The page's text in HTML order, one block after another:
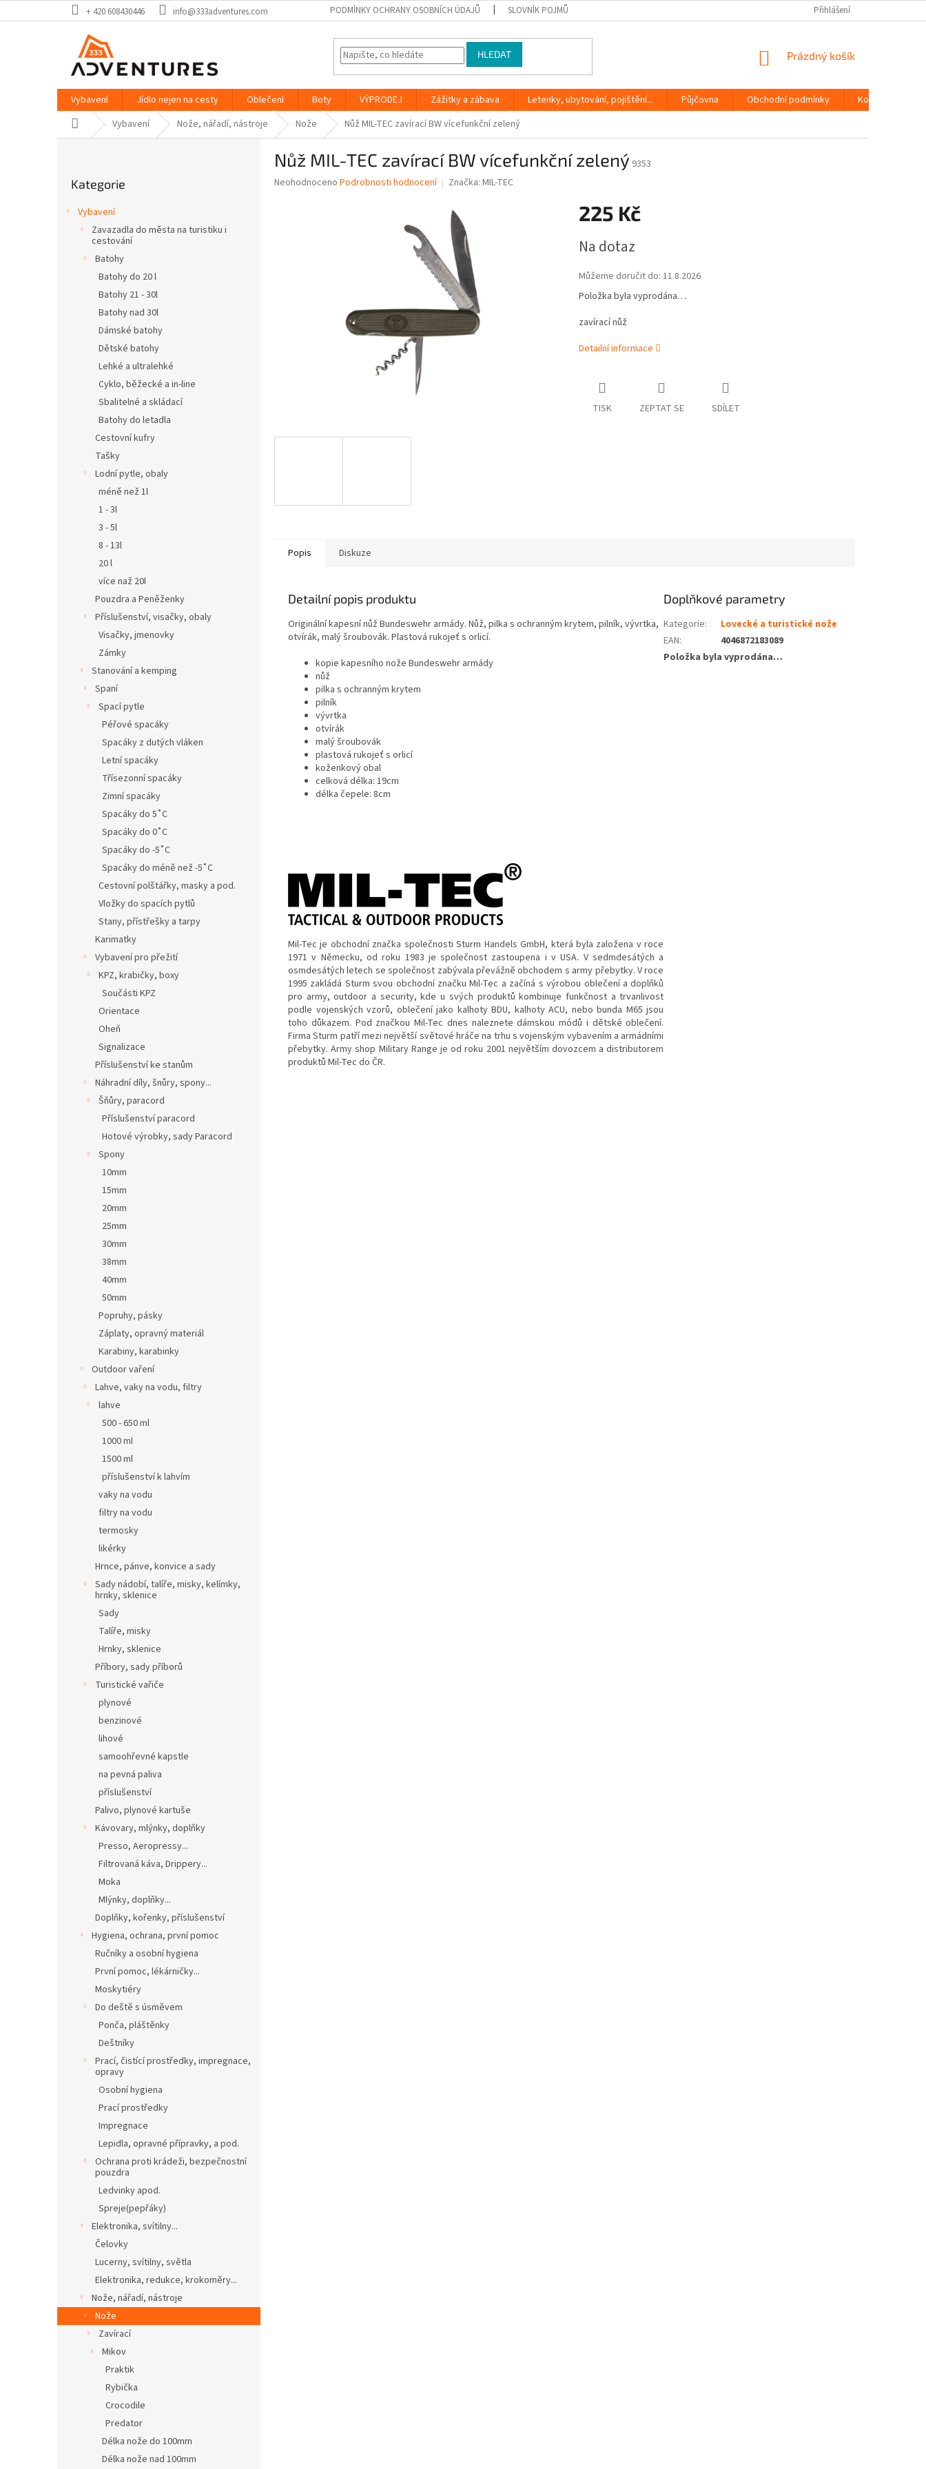
na
+ 420 608430446 info@333adventures.com PODMÍNKY OCHRANY OSOBNÍCH ÚDAJŮ SLOVNÍK POJMŮ Přihlášení
HLEDAT
NÁKUPNÍ
Prázdný košík
Vybavení Jídlo nejen na cesty Oblečení Boty VÝPRODEJ Zážitky a zábava Letenky, ubytování, pojištění... Půjčovna Obchodní podmínky
Kontakty
Domů Vybavení Nože, nářadí, nástroje Nože Nůž MIL-TEC zavírací BW vícefunkční zelený
kategorie
Kategorie
Vybavení
Zavazadla do města na turistiku i
cestování
Batohy
Batohy do 20 l
Batohy 21 - 30l
Batohy nad 30l
Dámské batohy
Dětské batohy
Lehké a ultralehké
Cyklo, běžecké a in-line
Sbalitelné a skládací
Batohy do letadla
Cestovní kufry
Tašky
Lodní pytle, obaly
méně než 1l
1 - 3l
3 - 5l
8 - 13l
20 l
více naž 20l
Pouzdra a Peněženky
Příslušenství, visačky, obaly
Visačky, jmenovky
Zámky
Stanování a kemping
Spaní
Spací pytle
Péřové spacáky
Spacáky z dutých vláken
Letní spacáky
Třísezonní spacáky
Zimní spacáky
Spacáky do 5˚C
Spacáky do 0˚C
Spacáky do -5˚C
Spacáky do méně než -5˚C
Cestovní polštářky, masky a pod.
Vložky do spacích pytlů
Stany, přístřešky a tarpy
Karimatky
Vybavení pro přežití
KPZ, krabičky, boxy
Součásti KPZ
Orientace
Oheň
Signalizace
Příslušenství ke stanům
Náhradní díly, šnůry, spony...
Šňůry, paracord
Příslušenství paracord
Hotové výrobky, sady Paracord
Spony
10mm
15mm
20mm
25mm
30mm
38mm
40mm
50mm
Popruhy, pásky
Záplaty, opravný materiál
Karabiny, karabinky
Outdoor vaření
Lahve, vaky na vodu, filtry
lahve
500 - 650 ml
1000 ml
1500 ml
příslušenství k lahvím
vaky na vodu
filtry na vodu
termosky
likérky
Hrnce, pánve, konvice a sady
Sady nádobí, talíře, misky, kelímky,
hrnky, sklenice
Sady
Talíře, misky
Hrnky, sklenice
Příbory, sady příborů
Turistické vařiče
plynové
benzinové
lihové
samoohřevné kapstle
na pevná paliva
příslušenství
Palivo, plynové kartuše
Kávovary, mlýnky, doplňky
Presso, Aeropressy...
Filtrovaná káva, Drippery...
Moka
Mlýnky, doplňky...
Doplňky, kořenky, příslušenství
Hygiena, ochrana, první pomoc
Ručníky a osobní hygiena
První pomoc, lékárničky...
Moskytiéry
Do deště s úsměvem
Ponča, pláštěnky
Deštníky
Prací, čistící prostředky, impregnace,
opravy
Osobní hygiena
Prací prostředky
Impregnace
Lepidla, opravné přípravky, a pod.
Ochrana proti krádeži, bezpečnostní
pouzdra
Ledvinky apod.
Spreje(pepřáky)
Elektronika, svítilny...
Čelovky
Lucerny, svítilny, světla
Elektronika, redukce, krokoměry...
Nože, nářadí, nástroje
Nože
Zavírací
Mikov
Praktik
Rybička
Crocodile
Predator
Délka nože do 100mm
Délka nože nad 100mm
Nůž MIL-TEC zavírací BW vícefunkční zelený 9353
Průměrné
Neohodnoceno Podrobnosti hodnocení Značka: MIL-TEC
225 Kč
cena:
Na dotaz
Můžeme doručit do: 11.8.2026
Položka byla vyprodána…
zavírací nůž
Detailní informace
TISK ZEPTAT SE SDÍLET
Popis Diskuze
Detailní popis produktu
Originální kapesní nůž Bundeswehr armády. Nůž, pilka s ochranným krytem, pilník, vývrtka,
otvírák, malý šroubovák. Plastová rukojeť s orlicí.
kopie kapesního nože Bundeswehr armády
nůž
pilka s ochranným krytem
pilník
vývrtka
otvírák
malý šroubovák
plastová rukojeť s orlicí
koženkový obal
celková délka: 19cm
délka čepele: 8cm
Mil-Tec je obchodní značka společnosti Sturm Handels GmbH, která byla založena v roce
1971 v Německu, od roku 1983 je společnost zastoupena i v USA. V sedmdesátých a
osmdesátých letech se společnost zabývala převážně obchodem s army přebytky. V roce
1995 zakládá Sturm svou obchodní značku Mil-Tec a začíná s výrobou oblečení a doplňků
pro army, outdoor a security, kde u svých produktů kombinuje funkčnost a trvanlivost
podle vojenských vzorů, oblečení jako kalhoty BDU, kalhoty ACU, nebo bunda M65 jsou
toho důkazem. Pod značkou Mil-Tec dnes naleznete dámskou módů i dětské oblečení.
Firma Sturm patří mezi největší světové hráče na trhu s vojenským vybavením a armádními
přebytky. Army shop Military Range je od roku 2001 největším dovozcem a distributorem
produktů Mil-Tec do ČR.
Doplňkové parametry
Kategorie:
Lovecké a turistické nože
EAN:
4046872183089
Položka byla vyprodána…